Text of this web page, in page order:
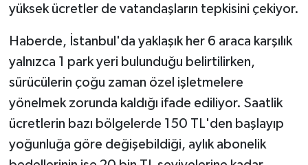
yüksek ücretler de vatandaşların tepkisini çekiyor.
Haberde, İstanbul'da yaklaşık her 6 araca karşılık
yalnızca 1 park yeri bulunduğu belirtilirken,
sürücülerin çoğu zaman özel işletmelere
yönelmek zorunda kaldığı ifade ediliyor. Saatlik
ücretlerin bazı bölgelerde 150 TL'den başlayıp
yoğunluğa göre değişebildiği, aylık abonelik